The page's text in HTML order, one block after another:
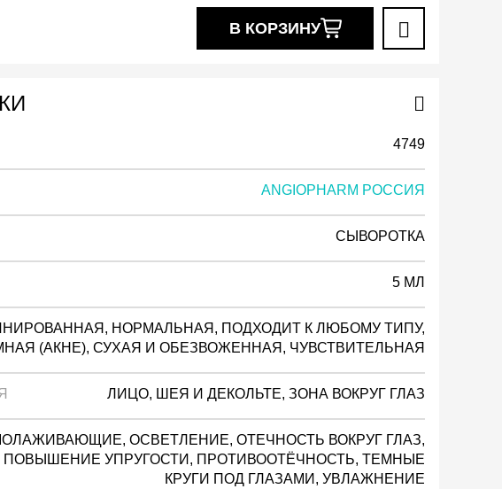
В КОРЗИНУ
4749
ANGIOPHARM РОССИЯ
СЫВОРОТКА
5 МЛ
НОРМАЛЬНАЯ, ПОДХОДИТ К ЛЮБОМУ ТИПУ,
(АКНЕ), СУХАЯ И ОБЕЗВОЖЕННАЯ, ЧУВСТВИТЕЛЬНАЯ
ЛИЦО, ШЕЯ И ДЕКОЛЬТЕ, ЗОНА ВОКРУГ ГЛАЗ
ОСВЕТЛЕНИЕ, ОТЕЧНОСТЬ ВОКРУГ ГЛАЗ,
ПОВЫШЕНИЕ УПРУГОСТИ, ПРОТИВООТЁЧНОСТЬ, ТЕМНЫЕ
КРУГИ ПОД ГЛАЗАМИ, УВЛАЖНЕНИЕ